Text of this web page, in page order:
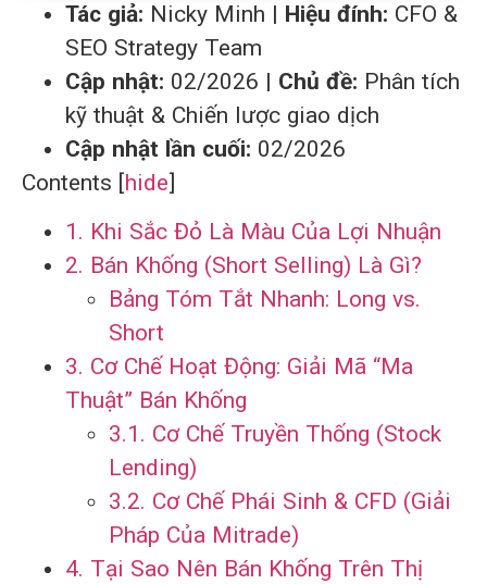
Tác giả: Nicky Minh | Hiệu đính: CFO &
SEO Strategy Team
Cập nhật: 02/2026 | Chủ đề: Phân tích
kỹ thuật & Chiến lược giao dịch
Cập nhật lần cuối: 02/2026
Contents [hide]
1. Khi Sắc Đỏ Là Màu Của Lợi Nhuận
2. Bán Khống (Short Selling) Là Gì?
Bảng Tóm Tắt Nhanh: Long vs.
Short
3. Cơ Chế Hoạt Động: Giải Mã “Ma
Thuật” Bán Khống
3.1. Cơ Chế Truyền Thống (Stock
Lending)
3.2. Cơ Chế Phái Sinh & CFD (Giải
Pháp Của Mitrade)
4. Tại Sao Nên Bán Khống Trên Thị